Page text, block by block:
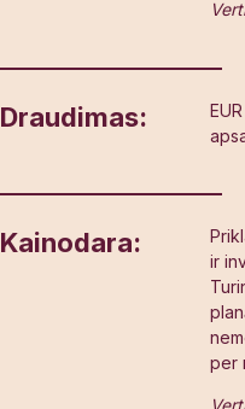
Draudimas:
Kainodara:
ir
per